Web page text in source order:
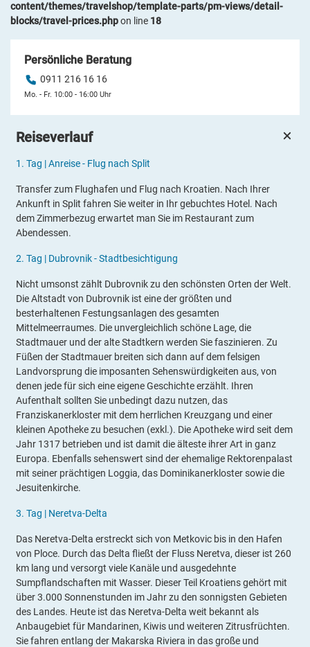
Reiseverlauf
1. Tag |Anreise - Flug nach Split
Transfer zum Flughafen und Flug nach Kroatien. Nach Ihrer
Ankunft in Split fahren Sie weiter in Ihr gebuchtes Hotel. Nach
dem Zimmerbezug erwartet man Sie im Restaurant zum
Abendessen.
2. Tag | Dubrovnik - Stadtbesichtigung
Nicht umsonst zählt Dubrovnik zu den schönsten Orten der Welt.
Die Altstadt von Dubrovnik ist eine der größten und
besterhaltenen Festungsanlagen des gesamten
Mittelmeerraumes. Die unvergleichlich schöne Lage, die
Stadtmauer und der alte Stadtkern werden Sie faszinieren. Zu
Füßen der Stadtmauer breiten sich dann auf dem felsigen
Landvorsprung die imposanten Sehenswürdigkeiten aus, von
denen jede für sich eine eigene Geschichte erzählt. Ihren
Aufenthalt sollten Sie unbedingt dazu nutzen, das
Franziskanerkloster mit dem herrlichen Kreuzgang und einer
kleinen Apotheke zu besuchen (exkl.). Die Apotheke wird seit dem
Jahr 1317 betrieben und ist damit die älteste ihrer Art in ganz
Europa. Ebenfalls sehenswert sind der ehemalige Rektorenpalast
mit seiner prächtigen Loggia, das Dominikanerkloster sowie die
Jesuitenkirche.
3. Tag | Neretva-Delta
Das Neretva-Delta erstreckt sich von Metkovic bis in den Hafen
von Ploce. Durch das Delta fließt der Fluss Neretva, dieser ist 260
km lang und versorgt viele Kanäle und ausgedehnte
Sumpflandschaften mit Wasser. Dieser Teil Kroatiens gehört mit
über 3.000 Sonnenstunden im Jahr zu den sonnigsten Gebieten
des Landes. Heute ist das Neretva-Delta weit bekannt als
Anbaugebiet für Mandarinen, Kiwis und weiteren Zitrusfrüchten.
Sie fahren entlang der Makarska Riviera in das große und
content/themes/travelshop/template-parts/pm-views/detail-
blocks/travel-prices.phpon line 18
Persönliche Beratung
0911 216 16 16
Mo. - Fr. 10:00 - 16:00 Uhr